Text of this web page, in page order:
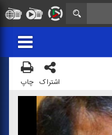
اشتراک چاپ